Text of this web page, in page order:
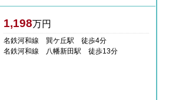
1,198万円
名鉄河和線 巽ケ丘駅 徒歩4分
名鉄河和線 八幡新田駅 徒歩13分